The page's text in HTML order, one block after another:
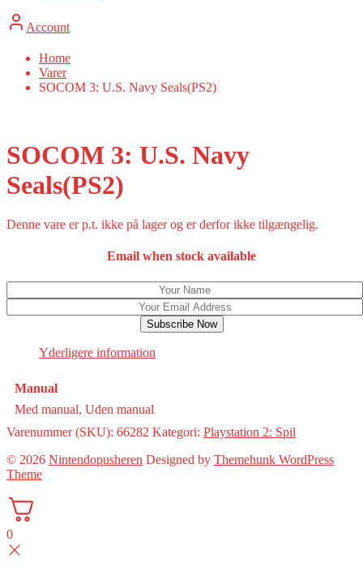
Account
Home
Varer
SOCOM 3: U.S. Navy Seals(PS2)
SOCOM 3: U.S. Navy
Seals(PS2)
Denne vare er p.t. ikke på lager og er derfor ikke tilgængelig.
Email when stock available
Subscribe Now
Yderligere information
Manual
Med manual, Uden manual
Varenummer (SKU): 66282 Kategori: Playstation 2: Spil
© 2026 Nintendopusheren Designed by Themehunk WordPress
Theme
0